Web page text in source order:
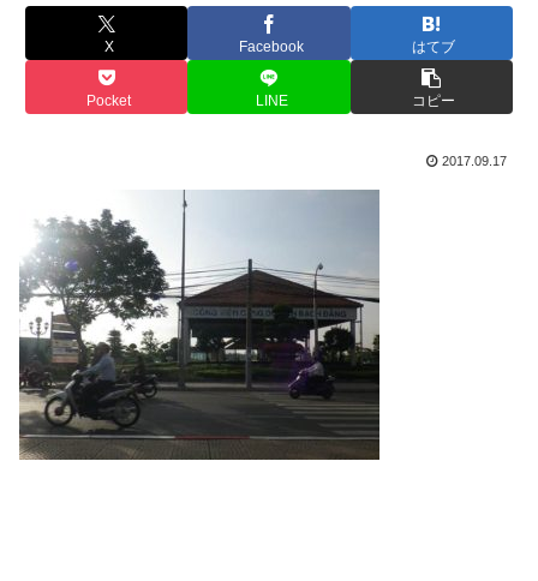
X Facebook はてブ
Pocket LINE コピー
2017.09.17